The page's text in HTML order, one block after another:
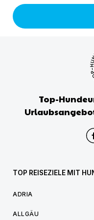
Top-
TOP REISEZIELE MIT
ADRIA
ALLGÄU